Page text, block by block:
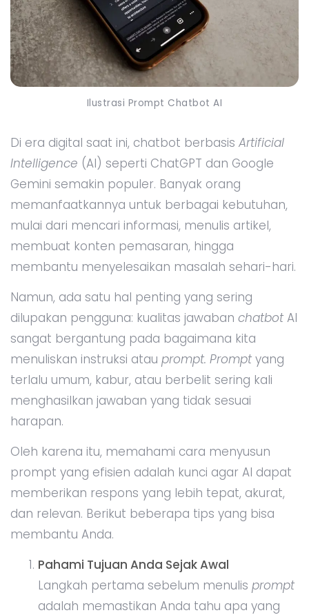
Ilustrasi Prompt Chatbot AI
Di era digital saat ini, chatbot berbasis Artificial
Intelligence (AI) seperti ChatGPT dan Google
Gemini semakin populer. Banyak orang
memanfaatkannya untuk berbagai kebutuhan,
mulai dari mencari informasi, menulis artikel,
membuat konten pemasaran, hingga
membantu menyelesaikan masalah sehari-hari.
Namun, ada satu hal penting yang sering
dilupakan pengguna: kualitas jawaban chatbot AI
sangat bergantung pada bagaimana kita
menuliskan instruksi atau prompt. Prompt yang
terlalu umum, kabur, atau berbelit sering kali
menghasilkan jawaban yang tidak sesuai
harapan.
Oleh karena itu, memahami cara menyusun
prompt yang efisien adalah kunci agar AI dapat
memberikan respons yang lebih tepat, akurat,
dan relevan. Berikut beberapa tips yang bisa
membantu Anda.
Pahami Tujuan Anda Sejak Awal
Langkah pertama sebelum menulis prompt
adalah memastikan Anda tahu apa yang